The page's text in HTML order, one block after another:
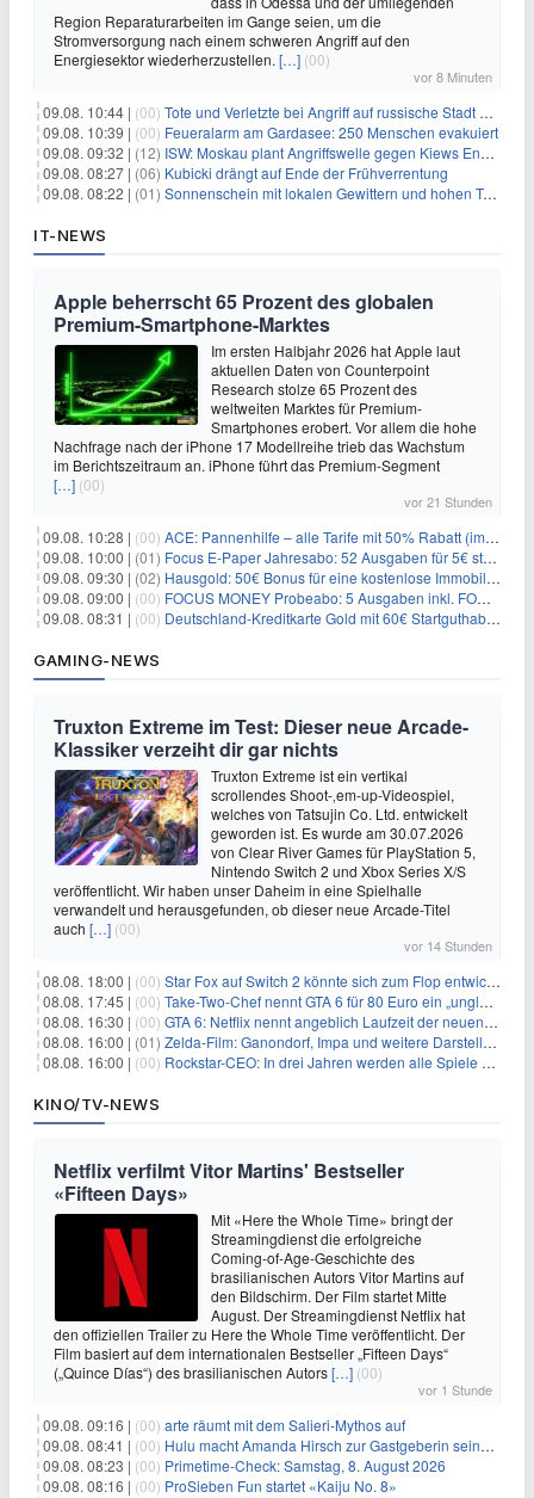
Region Reparaturarbeiten im Gange seien, um die
Stromversorgung nach einem schweren Angriff auf den
Energiesektor wiederherzustellen. […] (00)
vor 8 Minuten
09.08. 10:44 | (00) Tote und Verletzte bei Angriff auf russische Stadt Belgorod
09.08. 10:39 | (00) Feueralarm am Gardasee: 250 Menschen evakuiert
09.08. 09:32 | (12) ISW: Moskau plant Angriffswelle gegen Kiews Energieinfrastruktur
09.08. 08:27 | (06) Kubicki drängt auf Ende der Frühverrentung
09.08. 08:22 | (01) Sonnenschein mit lokalen Gewittern und hohen Temperaturen
IT-NEWS
Apple beherrscht 65 Prozent des globalen
Premium-Smartphone-Marktes
Im ersten Halbjahr 2026 hat Apple laut
aktuellen Daten von Counterpoint
Research stolze 65 Prozent des
weltweiten Marktes für Premium-
Smartphones erobert. Vor allem die hohe
Nachfrage nach der iPhone 17 Modellreihe trieb das Wachstum
im Berichtszeitraum an. iPhone führt das Premium-Segment
[…] (00)
vor 21 Stunden
09.08. 10:28 | (00) ACE: Pannenhilfe – alle Tarife mit 50% Rabatt (im ersten Jahr)
09.08. 10:00 | (01) Focus E-Paper Jahresabo: 52 Ausgaben für 5€ statt 207,48€ – per Formular kündbar!
09.08. 09:30 | (02) Hausgold: 50€ Bonus für eine kostenlose Immobilienbewertung
09.08. 09:00 | (00) FOCUS MONEY Probeabo: 5 Ausgaben inkl. FOCUS+ Zugang für 5€
09.08. 08:31 | (00) Deutschland-Kreditkarte Gold mit 60€ Startguthaben (45€ Gewinn)
GAMING-NEWS
Truxton Extreme im Test: Dieser neue Arcade-
Klassiker verzeiht dir gar nichts
Truxton Extreme ist ein vertikal
scrollendes Shoot-‚em-up-Videospiel,
welches von Tatsujin Co. Ltd. entwickelt
geworden ist. Es wurde am 30.07.2026
von Clear River Games für PlayStation 5,
Nintendo Switch 2 und Xbox Series X/S
veröffentlicht. Wir haben unser Daheim in eine Spielhalle
verwandelt und herausgefunden, ob dieser neue Arcade-Titel
auch […] (00)
vor 14 Stunden
08.08. 18:00 | (00) Star Fox auf Switch 2 könnte sich zum Flop entwickeln
08.08. 17:45 | (00) Take-Two-Chef nennt GTA 6 für 80 Euro ein „unglaubliches Schnäppchen“
08.08. 16:30 | (00) GTA 6: Netflix nennt angeblich Laufzeit der neuen Gameplay-Präsentation
08.08. 16:00 | (01) Zelda-Film: Ganondorf, Impa und weitere Darsteller sollen feststehen
08.08. 16:00 | (00) Rockstar-CEO: In drei Jahren werden alle Spiele gestreamt
KINO/TV-NEWS
Netflix verfilmt Vitor Martins' Bestseller
«Fifteen Days»
Mit «Here the Whole Time» bringt der
Streamingdienst die erfolgreiche
Coming-of-Age-Geschichte des
brasilianischen Autors Vitor Martins auf
den Bildschirm. Der Film startet Mitte
August. Der Streamingdienst Netflix hat
den offiziellen Trailer zu Here the Whole Time veröffentlicht. Der
Film basiert auf dem internationalen Bestseller „Fifteen Days“
(„Quince Días“) des brasilianischen Autors[…] (00)
vor 1 Stunde
09.08. 09:16 | (00) arte räumt mit dem Salieri-Mythos auf
09.08. 08:41 | (00) Hulu macht Amanda Hirsch zur Gastgeberin seines Reality-Podcasts
09.08. 08:23 | (00) Primetime-Check: Samstag, 8. August 2026
09.08. 08:16 | (00) ProSieben Fun startet «Kaiju No. 8»